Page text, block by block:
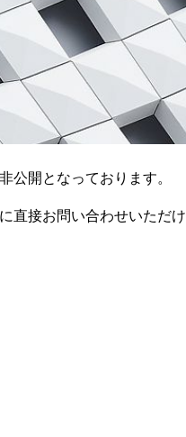
公開となっております。
直接お問い合わせいただけ